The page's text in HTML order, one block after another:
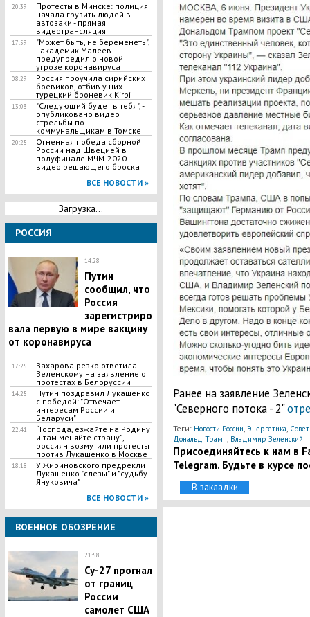
20:39
Протесты в Минске: полиция
начала грузить людей в
автозаки - прямая
видеотрансляция
17:59
"Может быть, не беременеть",
- академик Малеев
предупредил о новой
угрозе коронавируса
08:29
Россия проучила сирийских
боевиков, отбив у них
турецкий броневик Kirpi
13:03
"Следующий будет в тебя", -
опубликовано видео
стрельбы по
коммунальщикам в Томске
20:25
Огненная победа сборной
России над Швецией в
полуфинале МЧМ-2020 -
видео решающего броска
ВСЕ НОВОСТИ »
Загрузка...
РОССИЯ
14:28
Путин
сообщил, что
Россия
зарегистриро
вала первую в мире вакцину
от коронавируса
17:25
Захарова резко ответила
Зеленскому на заявление о
протестах в Белоруссии
14:25
Путин поздравил Лукашенко
с победой: "Отвечает
интересам России и
Беларуси"
22:41
​“Господа, езжайте на Родину
и там меняйте страну”, -
россиян возмутили протесты
против Лукашенко в Москве
18:18
У Жириновского предрекли
Лукашенко "слезы" и "судьбу
Януковича"
ВСЕ НОВОСТИ »
ВОЕННОЕ ОБОЗРЕНИЕ
21:58
Су-27 прогнал
от границ
России
самолет США
Ранее на заявление
"Северного потока - 2"
Теги: Новости России, Энергетика,
Дональд Трамп, Владимир Зеленский
Присоединяйтесь к нам в
Telegram. Будьте в курсе
В закладки